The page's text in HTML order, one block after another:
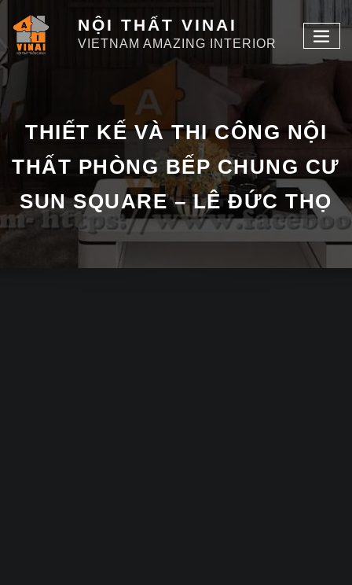
NỘI THẤT VINAI
VIETNAM AMAZING INTERIOR
THIẾT KẾ VÀ THI CÔNG NỘI
THẤT PHÒNG BẾP CHUNG CƯ
SUN SQUARE – LÊ ĐỨC THỌ